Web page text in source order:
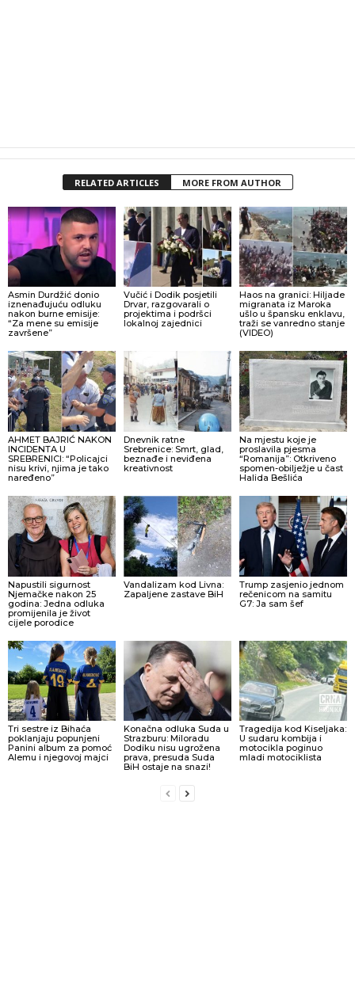
RELATED ARTICLES MORE FROM AUTHOR
Asmin Durdžić donio
iznenađujuću odluku
nakon burne emisije:
“Za mene su emisije
završene”
Vučić i Dodik posjetili
Drvar, razgovarali o
projektima i podršci
lokalnoj zajednici
Haos na granici: Hiljade
migranata iz Maroka
ušlo u špansku enklavu,
traži se vanredno stanje
(VIDEO)
AHMET BAJRIĆ NAKON
INCIDENTA U
SREBRENICI: “Policajci
nisu krivi, njima je tako
naređeno”
Dnevnik ratne
Srebrenice: Smrt, glad,
beznađe i neviđena
kreativnost
Na mjestu koje je
proslavila pjesma
“Romanija”: Otkriveno
spomen-obilježje u čast
Halida Bešlića
Napustili sigurnost
Njemačke nakon 25
godina: Jedna odluka
promijenila je život
cijele porodice
Vandalizam kod Livna:
Zapaljene zastave BiH
Trump zasjenio jednom
rečenicom na samitu
G7: Ja sam šef
Tri sestre iz Bihaća
poklanjaju popunjeni
Panini album za pomoć
Alemu i njegovoj majci
Konačna odluka Suda u
Strazburu: Miloradu
Dodiku nisu ugrožena
prava, presuda Suda
BiH ostaje na snazi!
Tragedija kod Kiseljaka:
U sudaru kombija i
motocikla poginuo
mladi motociklista